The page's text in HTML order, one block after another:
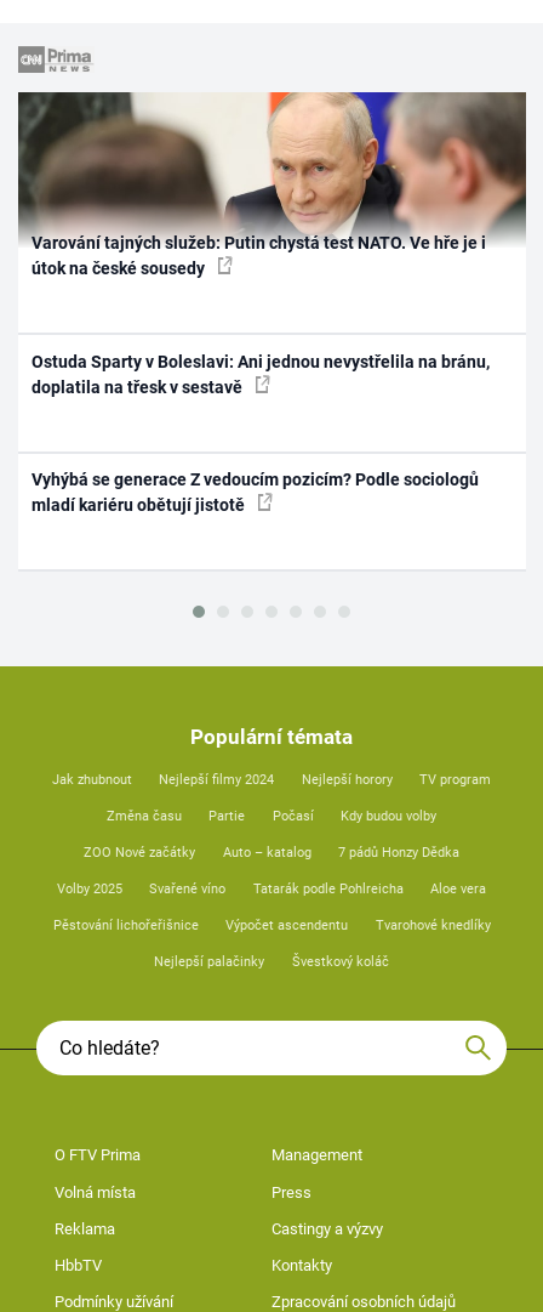
Varování tajných služeb: Putin chystá test NATO. Ve hře je i
útok na české sousedy
Ostuda Sparty v Boleslavi: Ani jednou nevystřelila na bránu,
doplatila na třesk v sestavě
Vyhýbá se generace Z vedoucím pozicím? Podle sociologů
mladí kariéru obětují jistotě
Populární témata
Jak zhubnout Nejlepší filmy 2024 Nejlepší horory TV program
Změna času Partie Počasí Kdy budou volby
ZOO Nové začátky Auto – katalog 7 pádů Honzy Dědka
Volby 2025 Svařené víno Tatarák podle Pohlreicha Aloe vera
Pěstování lichořeřišnice Výpočet ascendentu Tvarohové knedlíky
Nejlepší palačinky Švestkový koláč
O FTV Prima Management
Volná místa Press
Reklama Castingy a výzvy
HbbTV Kontakty
Podmínky užívání Zpracování osobních údajů